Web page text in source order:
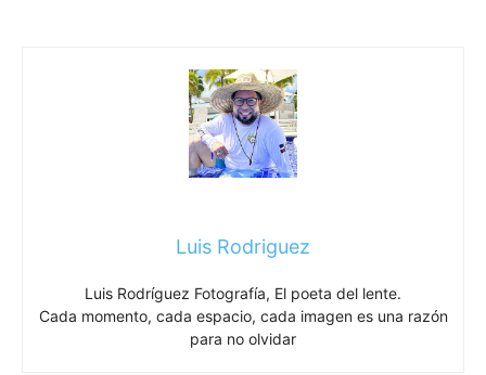
Luis Rodriguez
Luis Rodríguez Fotografía, El poeta del lente.
Cada momento, cada espacio, cada imagen es una razón
para no olvidar